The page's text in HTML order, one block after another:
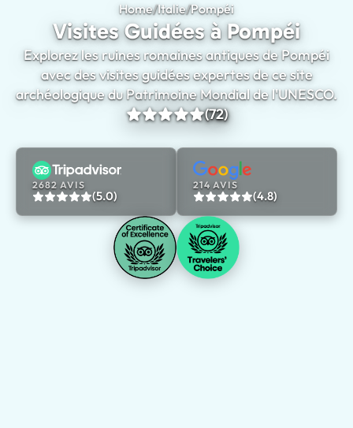
Home/Italie/PompéiVisites Guidées à
Visites Guidées à Pompéi
Explorez les ruines romaines antiques de Pompéi
avec des visites guidées expertes de ce site
archéologique du Patrimoine Mondial de l'UNESCO.
(72)
2682 AVIS
(5.0)
214 AVIS
(4.8)